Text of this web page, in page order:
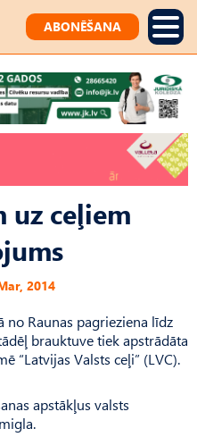
ABONĒŠANA
uz ceļiem
2014
no Raunas pagrieziena līdz
brauktuve tiek apstrādāta
“Latvijas Valsts ceļi” (LVC).
apstākļus valsts